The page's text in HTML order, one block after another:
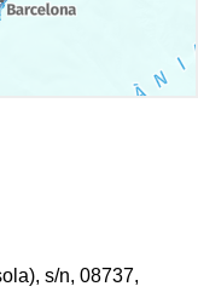
s/n, 08737,